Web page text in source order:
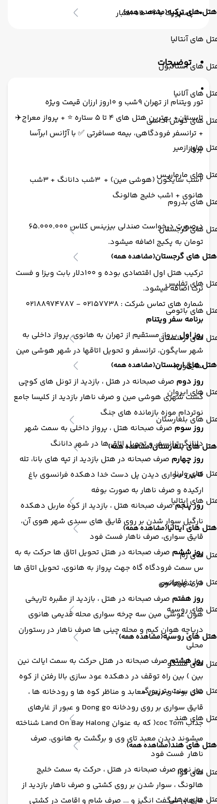
هتل های ترکیه(مشاهده همه)
های آنتالیا
های استانبول
های آلانیا
های کوش آداسی
های ازمیر
های مارماریس
های بدروم
های گرجستان
هتل های گرجستان(مشاهده همه)
های تفلیس
های باتومی
های ارمنستان
هتل های ارمنستان(مشاهده همه)
های ایروان
های بلغارستان
هتل های بلغارستان(مشاهده همه)
های وارنا
های ایتالیا
هتل های ایتالیا(مشاهده همه)
های رم
های فلورانس
های روسیه
هتل های روسیه(مشاهده همه)
های مسکو
های سنت پترزبورگ
های هند
هتل های هند(مشاهده همه)
های گوا
های دهلی
پاسپورت با 07 ماه اعتبار
توضیحات
تور ویتنام از تهران 9شب و 10روز ارزان قیمت ویژه
تابستان+ بهترین هتل های 4 تا 5 ستاره ⭐️ + پرواز معراج✈️
+ ترانسفر فرودگاهی، بیمه مسافرتی ✅ با آژانس ابرآسا
پرواز
2شب سایگون (هوشی مین) + 3شب دانانگ + 3شب
هانوی + 1شب خلیج هالونگ
تومان به پکیج اضافه میشود.
ترکیب هتل اول اقتصادی بوده و 100دلار بابت ویزا و فست
ترک اضافه میشود.
شماره های تماس شرکت : 02157738 - 02188974787
برنامه سفر ویتنام
روز اولپرواز مستقیم از تهران به هانوی، پرواز داخلی به
شهر سایگون، ترانسفر و تحویل اتاقها در شهر هوشی مین
سایگون(
روز دوم صرف صبحانه در هتل ، بازدید از تونل های کوچی
گشت شهری هوشی مین و صرف ناهار بازدید از کلیسا جامع
نوتردام موزه بازمانده های جنگ
روز سوم صرف صبحانه هتل ، پرواز داخلی به سمت شهر
دانانگ ترانسفر و تحویل اتاق ها در شهر دانانگ
روز چهارم صرف صبحانه در هتل بازدید از تپه های بانا، تله
كابين سواری دیدن پل دست خدا دهکده فرانسوی باغ
ارکیده و صرف ناهار به صورت بوفه
روز پنجمصرف صبحانه هتل ، بازدید از کوه ماربل دهکده
نارگیل سوار شدن بر روی قایق های سبدی شهر هوی آن،
قایق سواری، صرف ناهار فست فود
روز ششم صرف صبحانه در هتل تحویل اتاق ها حرکت به به
س سمت فرودگاه گاه جهت پرواز به هانوی، تحویل اتاق ها
در شهرهانوی
روز هفتم صرف صبحانه در هتل ، بازدید از مقبره تاریخی
هون عوشی مین سه چرخه سواری محله قدیمی هانوی
دریاچه هوان کیم و محله چینی ها صرف ناهار در رستوران
محلی
روز هشتمصرف صبحانه در هتل حرکت به سمت ایالت نین
بین ) بین راه توقف در دهکده عود سازی بالا رفتن از کوه
نخل بودا و دیدن معابد و مناظر کوه ها و رودخانه ها ،
قایق سواری بر روی رودخانه Dong go و عبور از غارهای
جذاب coc Tom( که به عنوان Land On Bay Halong شناخته
میشوند دیدن معبد تای وی و برگشت به هانوی، صرف
ناهار فست فود
روز نهم صرف صبحانه در هتل ، حرکت به سمت خلیج
هالونگ ، سوار شدن بر روی کشتی و صرف ناهار بازدید از
غارهای شگفت انگیز و ... صرف شام و اقامت در کشتی